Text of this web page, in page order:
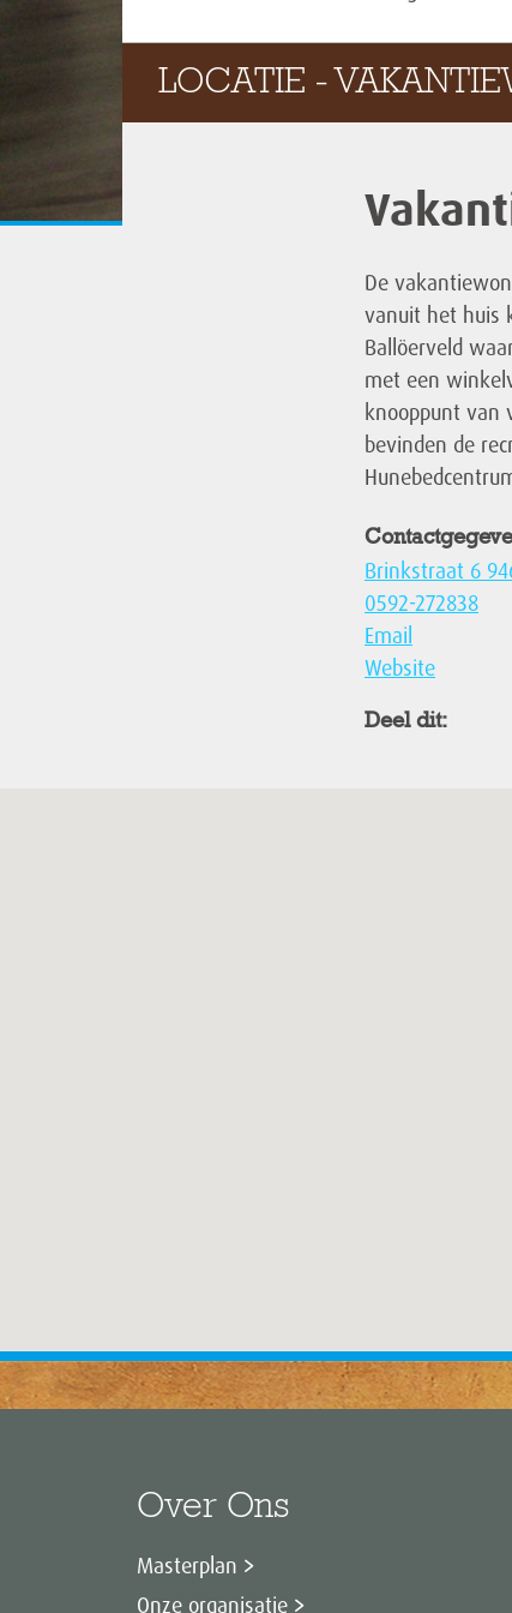
LOCATIE -
De
vanuit het huis
Ballöerveld
met een
knooppunt van
bevinden de
Brinkstraat 6
0592-272838
Email
Website
Deel dit:
Over Ons
Masterplan
Onze organisatie